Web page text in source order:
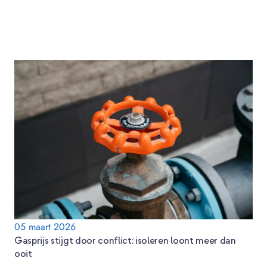
05 maart 2026
Gasprijs stijgt door conflict: isoleren loont meer dan
ooit